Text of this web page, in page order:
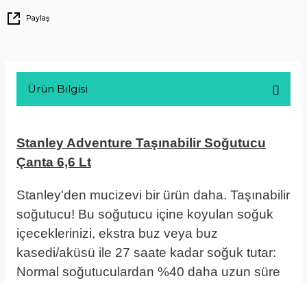
Paylaş
Ürün Bilgisi
Stanley Adventure Taşınabilir Soğutucu
Çanta 6,6 Lt
Stanley'den mucizevi bir ürün daha. Taşınabilir
soğutucu! Bu soğutucu içine koyulan soğuk
içeceklerinizi, ekstra buz veya buz
kasedi/aküsü ile 27 saate kadar soğuk tutar:
Normal soğutuculardan %40 daha uzun süre